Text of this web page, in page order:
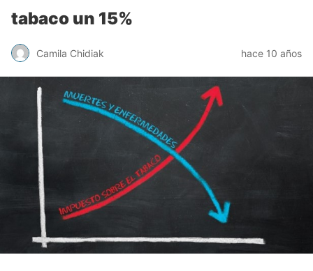
tabaco un 15%
Camila Chidiak hace 10 años